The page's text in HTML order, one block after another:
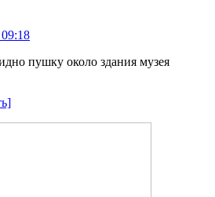
пушку около здания музея